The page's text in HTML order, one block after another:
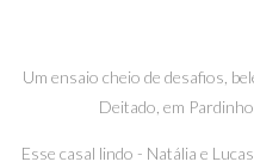
Um ensaio cheio de desafios,
Deitado, em
Esse casal lindo - Natália e